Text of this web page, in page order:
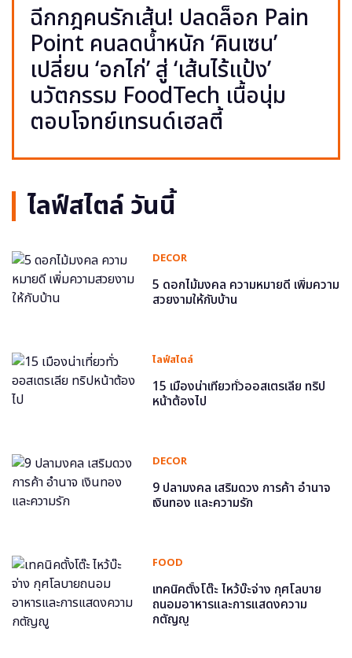
ฉีกกฎคนรักเส้น! ปลดล็อก Pain
Point คนลดน้ำหนัก ‘คินเซน’
เปลี่ยน ‘อกไก่’ สู่ ‘เส้นไร้แป้ง’
นวัตกรรม FoodTech เนื้อนุ่ม
ตอบโจทย์เทรนด์เฮลตี้
ไลฟ์สไตล์ วันนี้
DECOR
5 ดอกไม้มงคล ความหมายดี เพิ่มความ
สวยงามให้กับบ้าน
ไลฟ์สไตล์
15 เมืองน่าเที่ยวทั่วออสเตรเลีย ทริป
หน้าต้องไป
DECOR
9 ปลามงคล เสริมดวง การค้า อำนาจ
เงินทอง และความรัก
FOOD
เทคนิคตั้งโต๊ะ ไหว้บ๊ะจ่าง กุศโลบาย
ถนอมอาหารและการแสดงความ
กตัญญู